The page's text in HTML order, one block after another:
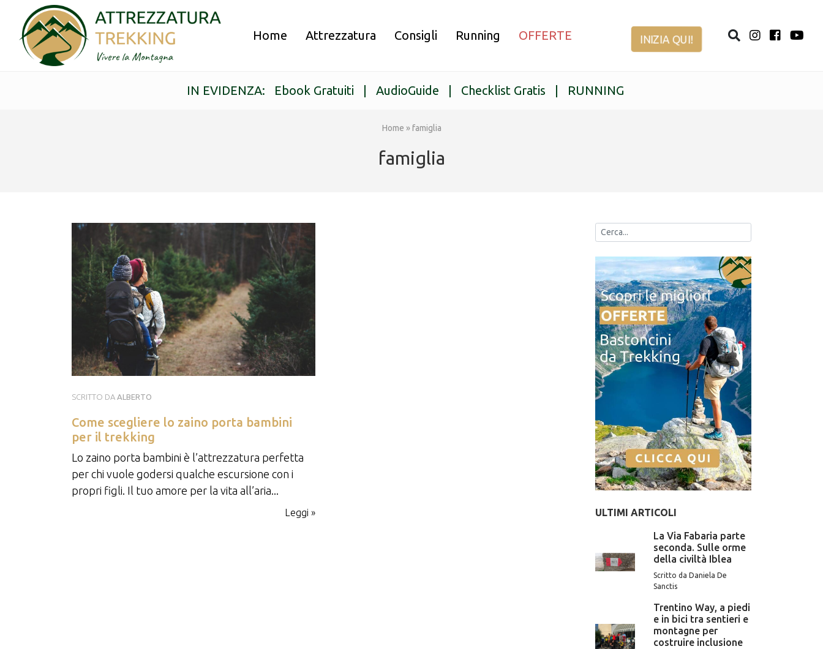
Home Attrezzatura Consigli Running OFFERTE INIZIA QUI!
IN EVIDENZA: Ebook Gratuiti AudioGuide Checklist Gratis RUNNING
Home »famiglia
famiglia
SCRITTO DA ALBERTO
Come scegliere lo zaino porta bambini
per il trekking
Lo zaino porta bambini è l’attrezzatura perfetta
per chi vuole godersi qualche escursione con i
propri figli. Il tuo amore per la vita all’aria...
Leggi » ULTIMI ARTICOLI
La Via Fabaria parte
seconda. Sulle orme
della civiltà Iblea
Scritto da Daniela De
Sanctis
Trentino Way, a piedi
e in bici tra sentieri e
montagne per
costruire inclusione